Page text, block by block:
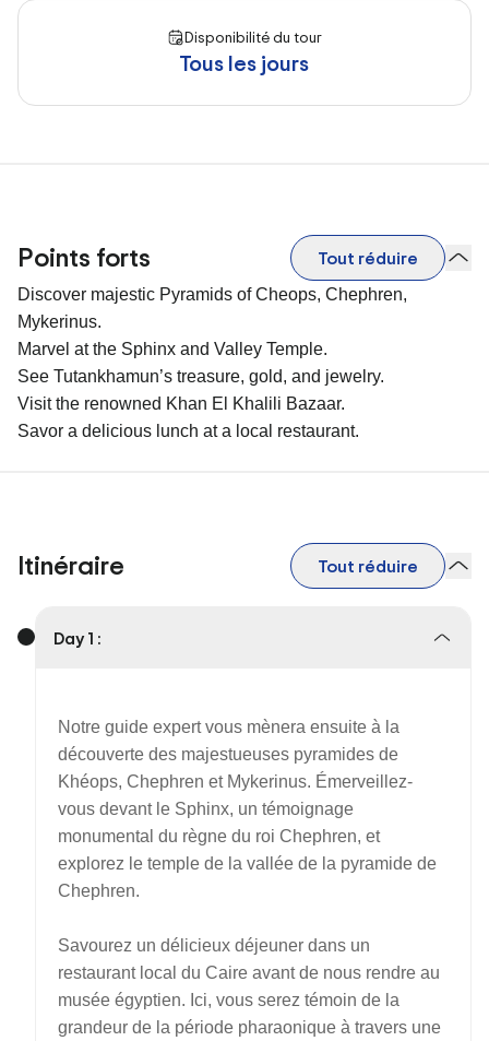
Disponibilité du tour
Tous les jours
Points forts Tout réduire
Discover majestic Pyramids of Cheops, Chephren,
Mykerinus.
Marvel at the Sphinx and Valley Temple.
See Tutankhamun’s treasure, gold, and jewelry.
Visit the renowned Khan El Khalili Bazaar.
Savor a delicious lunch at a local restaurant.
Itinéraire Tout réduire
Day 1 :
Notre guide expert vous mènera ensuite à la
découverte des majestueuses pyramides de
Khéops, Chephren et Mykerinus. Émerveillez-
vous devant le Sphinx, un témoignage
monumental du règne du roi Chephren, et
explorez le temple de la vallée de la pyramide de
Chephren.
Savourez un délicieux déjeuner dans un
restaurant local du Caire avant de nous rendre au
musée égyptien. Ici, vous serez témoin de la
grandeur de la période pharaonique à travers une